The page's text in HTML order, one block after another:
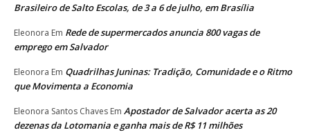
Brasileiro de Salto Escolas, de 3 a 6 de julho, em Brasília
Eleonora Em Rede de supermercados anuncia 800 vagas de
emprego em Salvador
Eleonora Em Quadrilhas Juninas: Tradição, Comunidade e o Ritmo
que Movimenta a Economia
Eleonora Santos Chaves Em Apostador de Salvador acerta as 20
dezenas da Lotomania e ganha mais de R$ 11 milhões